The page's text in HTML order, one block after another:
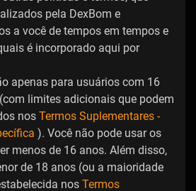
pela DexBom e
a você de tempos em tempos e
é incorporado aqui por
apenas para usuários com 16
limites adicionais que podem
nos Termos Suplementares -
). Você não pode usar os
menos de 16 anos. Além disso,
de 18 anos (ou a maioridade
nos Termos